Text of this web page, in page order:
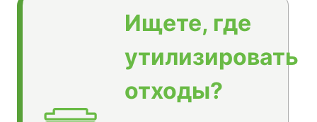
Ищете, где
утилизировать
отходы?